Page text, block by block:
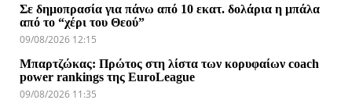
Σε δημοπρασία για πάνω από 10 εκατ. δολάρια η μπάλα
από το “χέρι του Θεού”
09/08/2026 12:15
Μπαρτζώκας: Πρώτος στη λίστα των κορυφαίων coach
power rankings της EuroLeague
09/08/2026 11:35